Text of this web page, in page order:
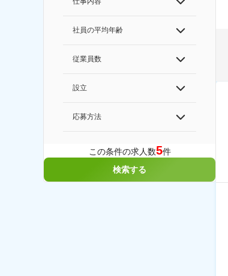
社員の平均年齢
従業員数
設立
応募方法
この条件の求人数5件
検索する